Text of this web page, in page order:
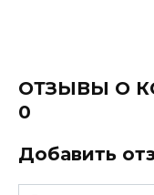
ОТЗЫВЫ О
0
Добавить